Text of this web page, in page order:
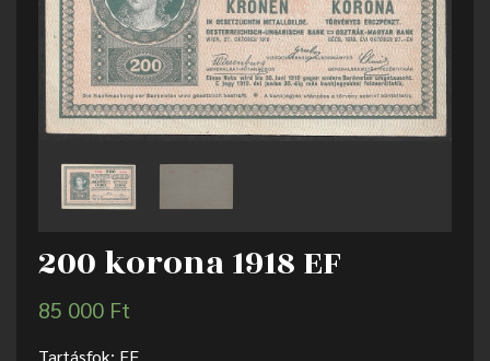
200 korona 1918 EF
85 000 Ft